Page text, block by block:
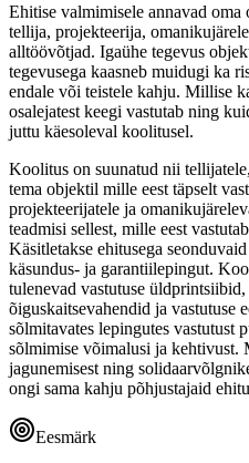
Ehitise valmimisele annavad
tellija, projekteerija,
alltöövõtjad. Igaühe tegevus
tegevusega kaasneb muidugi ka
endale või teistele kahju. Millise
osalejatest keegi vastutab ning
juttu käesoleval koolitusel.
Koolitus on suunatud nii
tema objektil mille eest täpselt
projekteerijatele ja
teadmisi sellest, mille eest
Käsitletakse ehitusega
käsundus- ja garantiilepingut.
tulenevad vastutuse üldprintsiibid,
õiguskaitsevahendid ja vastutuse
sõlmitavates lepingutes vastutust
sõlmimise võimalusi ja kehtivust.
jagunemisest ning
ongi sama kahju põhjustajaid
Eesmärk